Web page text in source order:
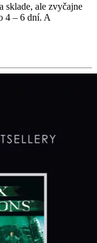
sklade, ale zvyčajne
4 – 6 dní. A